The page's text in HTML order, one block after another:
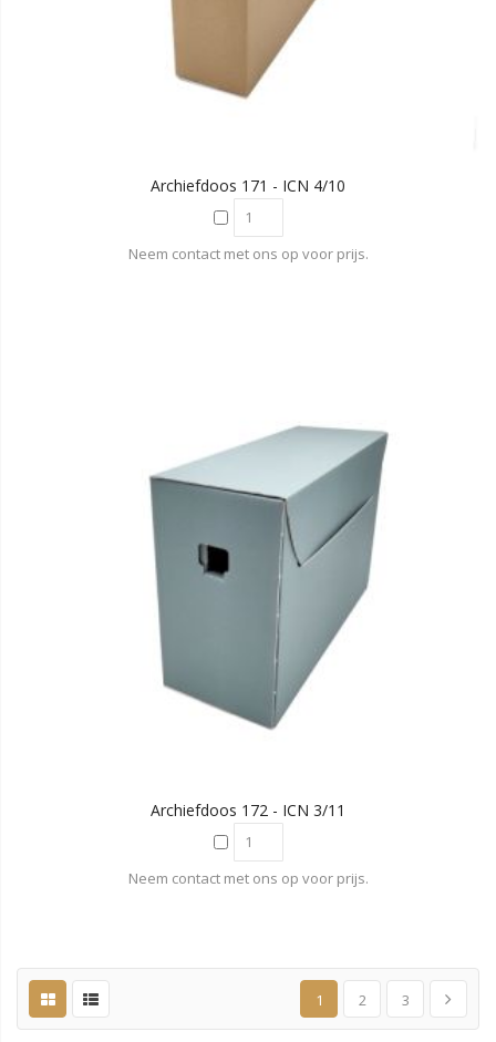
Archiefdoos 171 - ICN 4/10
Neem contact met ons op voor prijs.
Archiefdoos 172 - ICN 3/11
Neem contact met ons op voor prijs.
1 2 3